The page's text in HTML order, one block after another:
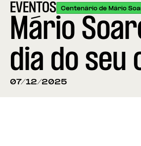
EVENTOS Centenário de Mário
Mário
dia do seu
07/12/2025